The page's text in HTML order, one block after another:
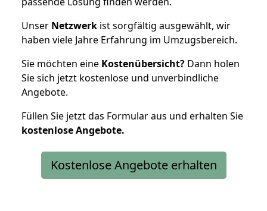
Unser Netzwerk ist sorgfältig ausgewählt, wir
haben viele Jahre Erfahrung im Umzugsbereich.
Sie möchten eine Kostenübersicht? Dann holen
Sie sich jetzt kostenlose und unverbindliche
Angebote.
Füllen Sie jetzt das Formular aus und erhalten Sie
kostenloseAngebote.
Kostenlose Angebote erhalten